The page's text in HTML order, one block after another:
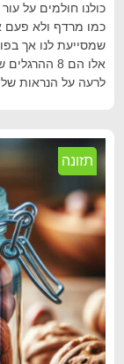
כולנו חולמים על
כמו מרדף ולא פעם
שמסייעת לנו אך
אלו הם 8
לרעה על הנראות
תזונה